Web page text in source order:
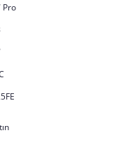
Pro